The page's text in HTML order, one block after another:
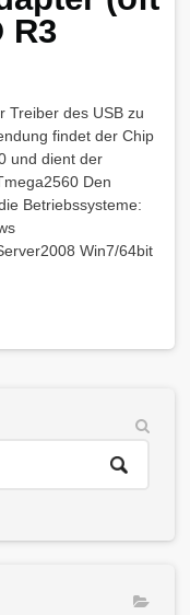
R3
Treiber des USB zu
findet der Chip
und dient der
Den
Betriebssysteme:
Win7/64bit